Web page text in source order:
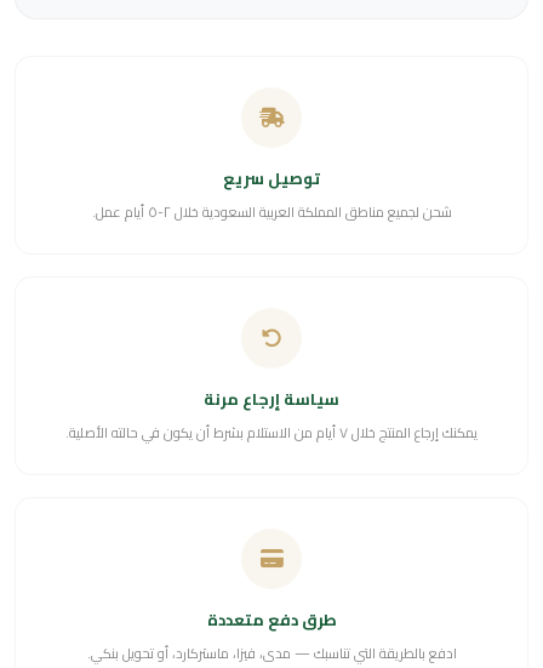
توصيل سريع
شحن لجميع مناطق المملكة العربية السعودية خلال ٢-٥ أيام عمل.
سياسة إرجاع مرنة
يمكنك إرجاع المنتج خلال ٧ أيام من الاستلام بشرط أن يكون في حالته الأصلية.
طرق دفع متعددة
ادفع بالطريقة التي تناسبك — مدى، فيزا، ماستركارد، أو تحويل بنكي.